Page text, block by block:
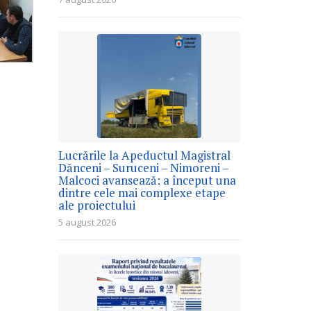
Lucrările la Apeductul Magistral
Dănceni – Suruceni – Nimoreni –
Malcoci avansează: a început una
dintre cele mai complexe etape
ale proiectului
5 august 2026